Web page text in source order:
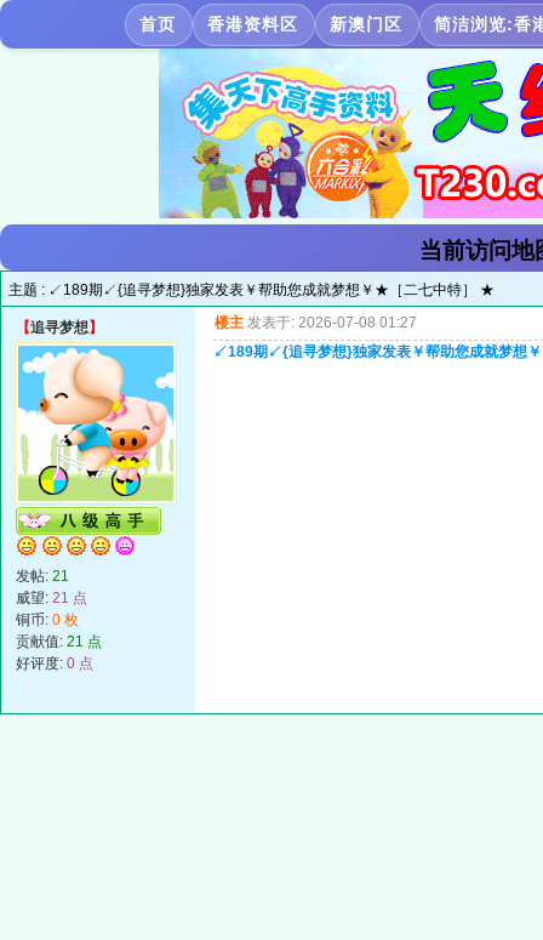
首页 香港资料区 新澳门区 简洁浏览:香
当前访问地
主题 : ↙189期↙{追寻梦想}独家发表￥帮助您成就梦想￥★［二七中特］ ★
【追寻梦想】
发帖: 21
威望: 21 点
铜币: 0 枚
贡献值: 21 点
好评度: 0 点
楼主 发表于: 2026-07-08 01:27
↙189期↙{追寻梦想}独家发表￥帮助您成就梦想